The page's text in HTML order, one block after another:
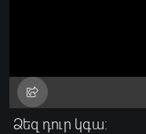
Ձեզ դուր կգա: